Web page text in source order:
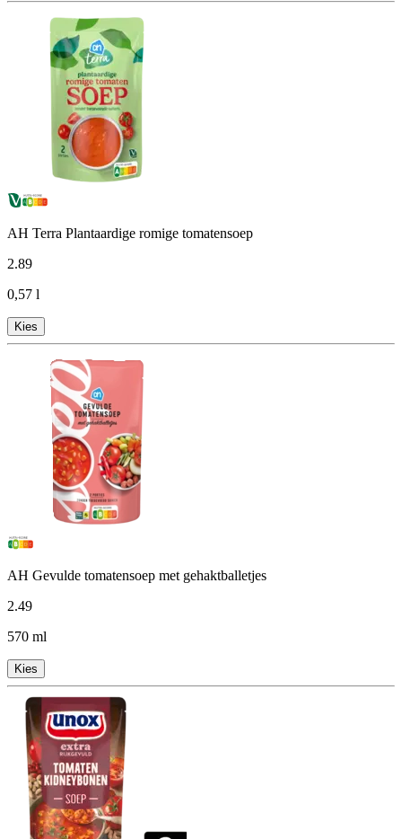
AH Terra Plantaardige romige tomatensoep
2.89
0,57 l
Kies
AH Gevulde tomatensoep met gehaktballetjes
2.49
570 ml
Kies